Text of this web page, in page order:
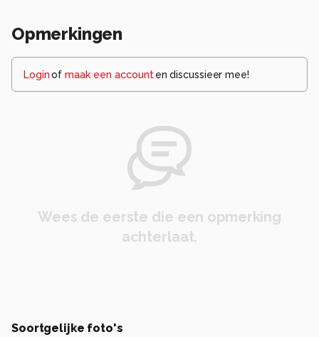
Opmerkingen
Loginof maak een account en discussieer mee!
Wees de eerste die een opmerking
achterlaat.
Soortgelijke foto's